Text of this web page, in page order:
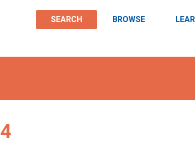
SEARCH BROWSE